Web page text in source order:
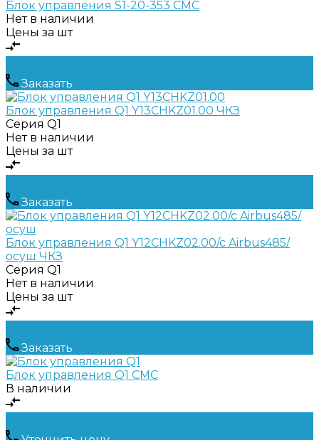
Блок управления S1-20-353 CMC
Нет в наличии
Цены за шт
Заказать
Блок управления Q1 Y13CHKZ01.00 ЧКЗ
Серия Q1
Нет в наличии
Цены за шт
Заказать
Блок управления Q1 Y12CHKZ02.00/c Airbus485/
осуш ЧКЗ
Серия Q1
Нет в наличии
Цены за шт
Заказать
Блок управления Q1 CMC
В наличии